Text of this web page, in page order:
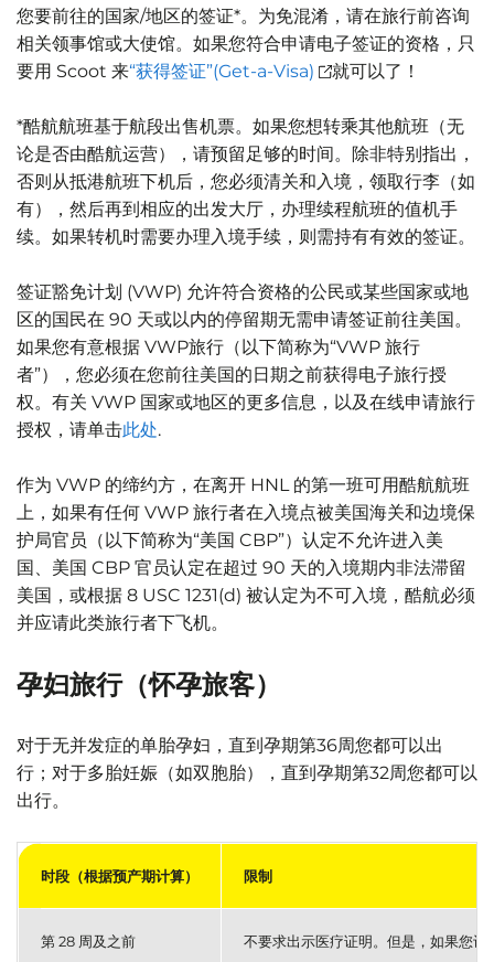
您要前往的国家/地区的签证*。为免混淆，请在旅行前咨询
相关领事馆或大使馆。如果您符合申请电子签证的资格，只
要用 Scoot 来“获得签证”(Get-a-Visa) 就可以了！
*酷航航班基于航段出售机票。如果您想转乘其他航班（无
论是否由酷航运营），请预留足够的时间。除非特别指出，
否则从抵港航班下机后，您必须清关和入境，领取行李（如
有），然后再到相应的出发大厅，办理续程航班的值机手
续。如果转机时需要办理入境手续，则需持有有效的签证。
签证豁免计划 (VWP) 允许符合资格的公民或某些国家或地
区的国民在 90 天或以内的停留期无需申请签证前往美国。
如果您有意根据 VWP旅行（以下简称为“VWP 旅行
者”），您必须在您前往美国的日期之前获得电子旅行授
权。有关 VWP 国家或地区的更多信息，以及在线申请旅行
授权，请单击此处.
作为 VWP 的缔约方，在离开 HNL 的第一班可用酷航航班
上，如果有任何 VWP 旅行者在入境点被美国海关和边境保
护局官员（以下简称为“美国 CBP”）认定不允许进入美
国、美国 CBP 官员认定在超过 90 天的入境期内非法滞留
美国，或根据 8 USC 1231(d) 被认定为不可入境，酷航必须
并应请此类旅行者下飞机。
孕妇旅行（怀孕旅客）
对于无并发症的单胎孕妇，直到孕期第36周您都可以出
行；对于多胎妊娠（如双胞胎），直到孕期第32周您都可以
出行。
时段（根据预产期计算） 限制
第 28 周及之前 不要求出示医疗证明。但是，如果您